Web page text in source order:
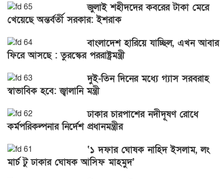
জুলাই শহীদদের কবরের টাকা মেরে
খেয়েছে অন্তর্বর্তী সরকার: ইশরাক
বাংলাদেশ হারিয়ে যাচ্ছিল, এখন আবার
ফিরে আসছে : তুরস্কের পররাষ্ট্রমন্ত্রী
দুই-তিন দিনের মধ্যে গ্যাস সরবরাহ
স্বাভাবিক হবে: জ্বালানি মন্ত্রী
ঢাকার চারপাশের নদীদূষণ রোধে
কর্মপরিকল্পনার নির্দেশ প্রধানমন্ত্রীর
‘১ দফার ঘোষক নাহিদ ইসলাম, লং
মার্চ টু ঢাকার ঘোষক আসিফ মাহমুদ’